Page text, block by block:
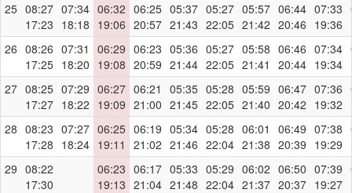
25 08:27
17:23
07:34
18:18
06:32
19:06
06:25
20:57
05:37
21:43
05:27
22:05
05:57
21:42
06:44
20:46
07:33
19:36
26 08:26
17:25
07:31
18:20
06:29
19:08
06:23
20:59
05:36
21:44
05:27
22:05
05:58
21:41
06:46
20:44
07:34
19:34
27 08:25
17:27
07:29
18:22
06:27
19:09
06:21
21:00
05:35
21:45
05:28
22:05
05:59
21:40
06:47
20:42
07:36
19:32
28 08:23
17:28
07:27
18:24
06:25
19:11
06:19
21:02
05:34
21:46
05:28
22:04
06:01
21:38
06:49
20:39
07:38
19:29
29 08:22
17:30
06:23
19:13
06:17
21:04
05:33
21:48
05:29
22:04
06:02
21:37
06:50
20:37
07:39
19:27